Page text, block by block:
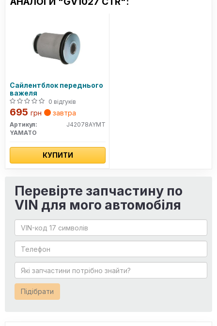
Сайлентблок переднього
важеля
0 відгуків
695 грн завтра
Артикул:
J42078AYMT
YAMATO
КУПИТИ
Перевірте запчастину по
VIN для мого автомобіля
Підібрати